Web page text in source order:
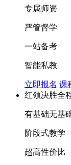
专属师资
严管督学
一站备考
智能私教
立即报名 课
红领决胜全
有基础无基
阶段式教学
超高性价比